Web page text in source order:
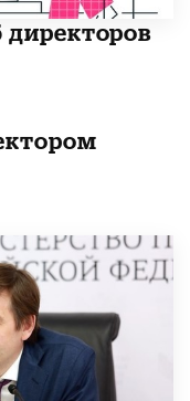
директоров